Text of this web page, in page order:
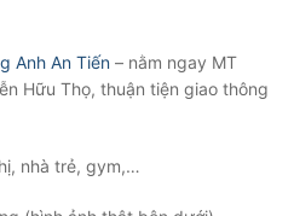
Anh An Tiến – nằm ngay MT
Hữu Thọ, thuận tiện giao thông
nhà trẻ, gym,…